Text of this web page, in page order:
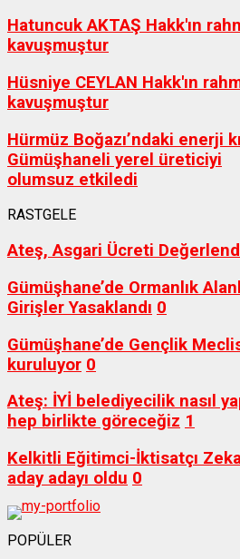
Hatuncuk AKTAŞ Hakk'ın
kavuşmuştur
Hüsniye CEYLAN Hakk'ın
kavuşmuştur
Hürmüz Boğazı’ndaki enerji
Gümüşhaneli yerel üreticiyi
olumsuz etkiledi
RASTGELE
Ateş, Asgari Ücreti
Gümüşhane’de Ormanlık
Girişler Yasaklandı 0
Gümüşhane’de Gençlik
kuruluyor 0
Ateş: İYİ belediyecilik nasıl
hep birlikte göreceğiz 1
Kelkitli Eğitimci-İktisatçı
aday adayı oldu 0
POPÜLER